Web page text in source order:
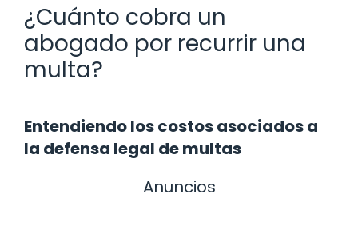
¿Cuánto cobra un
abogado por recurrir una
multa?
Entendiendo los costos asociados a
la defensa legal de multas
Anuncios